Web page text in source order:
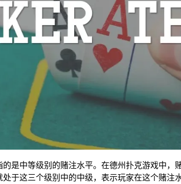
是中等级别的赌注水平。在德州扑克游戏中，
于这三个级别中的中级，表示玩家在这个赌注